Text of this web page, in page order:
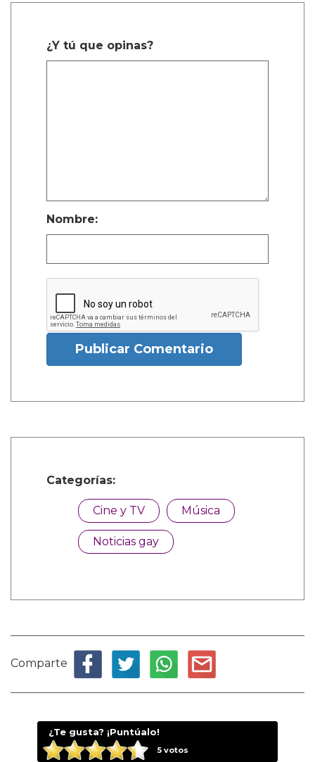
¿Y tú que opinas?
Nombre:
Publicar Comentario
Categorías:
Cine y TV Música
Noticias gay
Comparte
¿Te gusta? ¡Puntúalo!
5votos